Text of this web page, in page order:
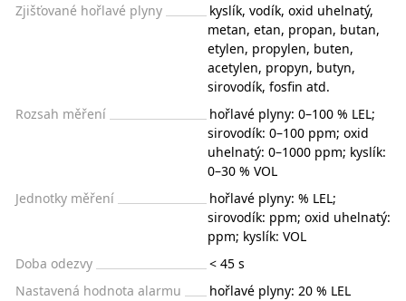
Zjišťované hořlavé plyny
kyslík, vodík, oxid uhelnatý,
metan, etan, propan, butan,
etylen, propylen, buten,
acetylen, propyn, butyn,
sirovodík, fosfin atd.
Rozsah měření
hořlavé plyny: 0–100 % LEL;
sirovodík: 0–100 ppm; oxid
uhelnatý: 0–1000 ppm; kyslík:
0–30 % VOL
Jednotky měření
hořlavé plyny: % LEL;
sirovodík: ppm; oxid uhelnatý:
ppm; kyslík: VOL
Doba odezvy
< 45 s
Nastavená hodnota alarmu
hořlavé plyny: 20 % LEL